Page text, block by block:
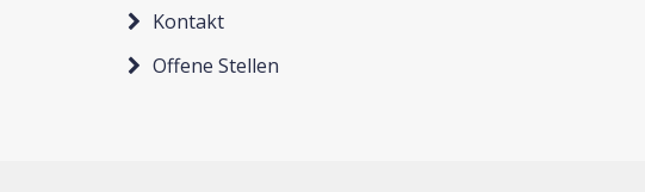
Kontakt
Offene Stellen